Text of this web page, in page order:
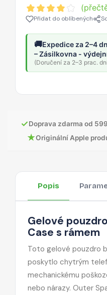
Přidat do oblíbených
🚚Expedice za 2–4
– Zásilkovna -
(Doručení za 2–3 prac.
✓Doprava zdarma od
★Originální Apple
Popis
Gelové
Case s rámem
Toto gelové pouzdro
poskytlo chytrým
mechanickému
nebo nárazy. Outer